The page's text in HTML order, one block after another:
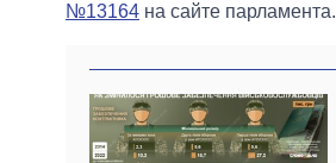
№13164 на сайте парламента.